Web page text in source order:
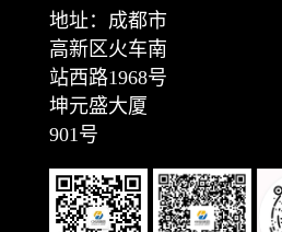
地址：成都市
高新区火车南
站西路1968号
坤元盛大厦
901号